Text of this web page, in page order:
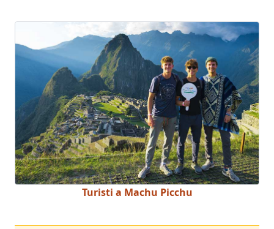
Turisti a Machu Picchu